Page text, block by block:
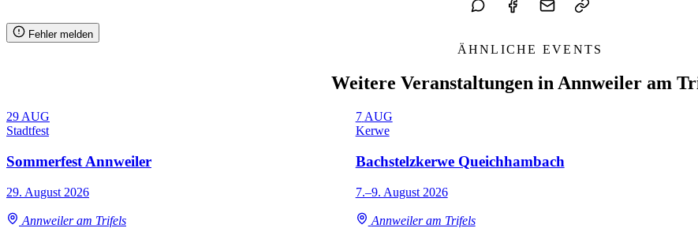
Fehler melden
ÄHNLICHE EVENTS
Weitere Veranstaltungen in Annweiler am
29 AUG
Stadtfest
Sommerfest Annweiler
29. August 2026
Annweiler am Trifels
7 AUG
Kerwe
Bachstelzkerwe Queichhambach
7.–9. August 2026
Annweiler am Trifels